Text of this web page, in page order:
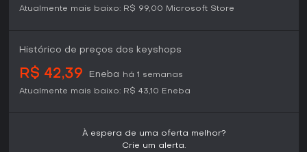
Atualmente mais baixo: R$ 99,00 Microsoft Store
Histórico de preços dos keyshops
R$ 42,39 Eneba
há 1 semanas
Atualmente mais baixo: R$ 43,10 Eneba
À espera de uma oferta melhor?
Crie um alerta.